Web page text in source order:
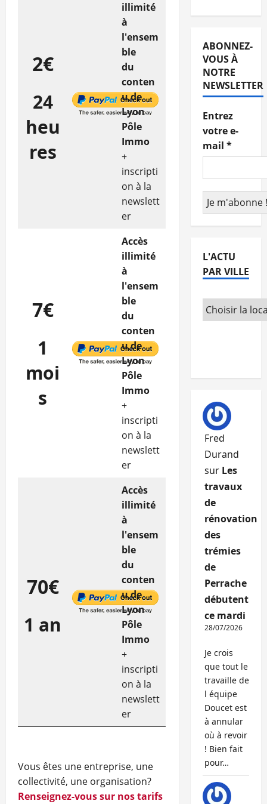
2€
24
heu
res
illimité
à
l'ensem
ble
du
conten
u de
Lyon
Pôle
Immo
+
inscripti
on à la
newslett
er
7€
1
moi
s
Accès
illimité
à
l'ensem
ble
du
conten
u de
Lyon
Pôle
Immo
+
inscripti
on à la
newslett
er
70€
1 an
Accès
illimité
à
l'ensem
ble
du
conten
u de
Lyon
Pôle
Immo
+
inscripti
on à la
newslett
er
Vous êtes une entreprise, une
collectivité, une organisation?
Renseignez-vous sur nos tarifs
ABONNEZ-
VOUS À
NOTRE
NEWSLETTER
Entrez
votre e-
mail *
L'ACTU
PAR VILLE
Fred
Durand
sur Les
travaux
de
rénovation
des
trémies
de
Perrache
débutent
ce mardi
28/07/2026
Je crois
que tout le
travaille de
l équipe
Doucet est
à annular
où à revoir
! Bien fait
pour…